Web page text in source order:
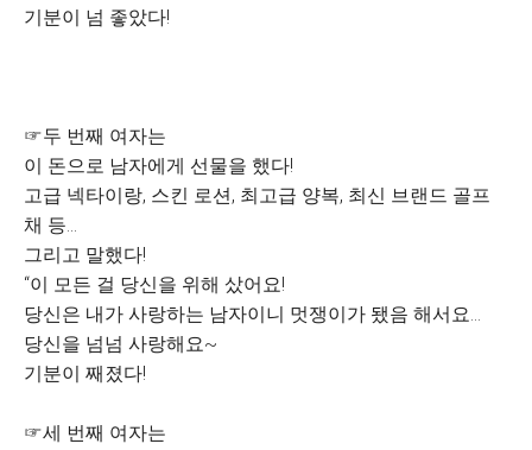
기분이 넘 좋았다!
☞두 번째 여자는
이 돈으로 남자에게 선물을 했다!
고급 넥타이랑, 스킨 로션, 최고급 양복, 최신 브랜드 골프
채 등...
그리고 말했다!
“이 모든 걸 당신을 위해 샀어요!
당신은 내가 사랑하는 남자이니 멋쟁이가 됐음 해서요...
당신을 넘넘 사랑해요~
기분이 째졌다!
​☞세 번째 여자는